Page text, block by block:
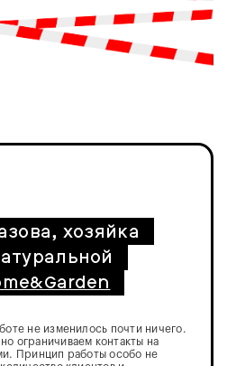
хозяйка
не изменилось почти ничего.
ограничиваем контакты на
Принцип работы особо не